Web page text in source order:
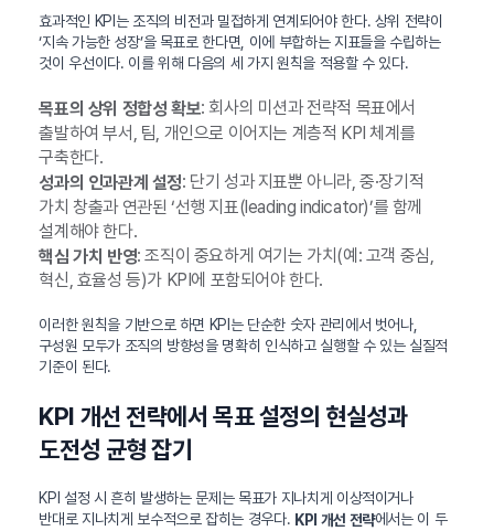
효과적인 KPI는 조직의 비전과 밀접하게 연계되어야 한다. 상위 전략이
‘지속 가능한 성장’을 목표로 한다면, 이에 부합하는 지표들을 수립하는
것이 우선이다. 이를 위해 다음의 세 가지 원칙을 적용할 수 있다.
목표의 상위 정합성 확보: 회사의 미션과 전략적 목표에서
출발하여 부서, 팀, 개인으로 이어지는 계층적 KPI 체계를
구축한다.
성과의 인과관계 설정: 단기 성과 지표뿐 아니라, 중·장기적
가치 창출과 연관된 ‘선행 지표(leading indicator)’를 함께
설계해야 한다.
핵심 가치 반영: 조직이 중요하게 여기는 가치(예: 고객 중심,
혁신, 효율성 등)가 KPI에 포함되어야 한다.
이러한 원칙을 기반으로 하면 KPI는 단순한 숫자 관리에서 벗어나,
구성원 모두가 조직의 방향성을 명확히 인식하고 실행할 수 있는 실질적
기준이 된다.
KPI 개선 전략에서 목표 설정의 현실성과
도전성 균형 잡기
KPI 설정 시 흔히 발생하는 문제는 목표가 지나치게 이상적이거나
반대로 지나치게 보수적으로 잡히는 경우다. KPI 개선 전략에서는 이 두